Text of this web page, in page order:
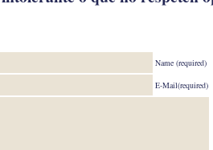
Name (required)
E-Mail(required)